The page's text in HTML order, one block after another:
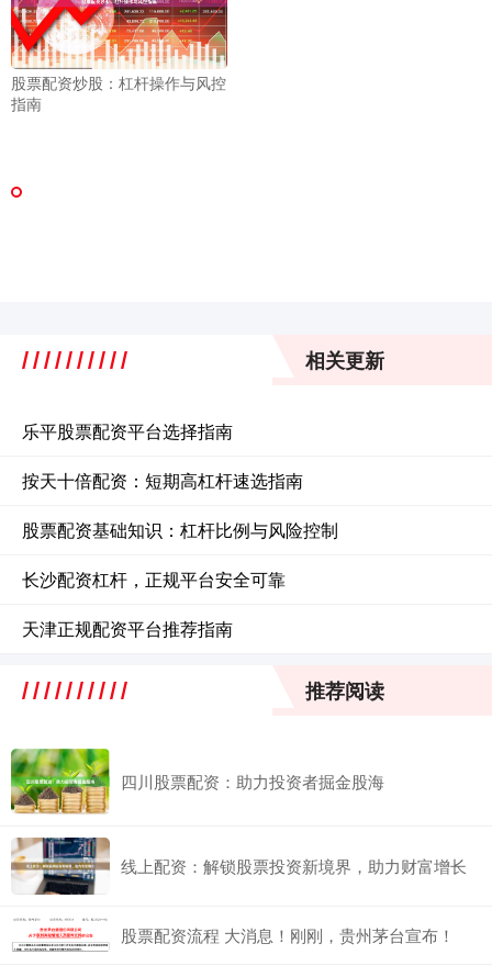
股票配资炒股：杠杆操作与风控
指南
相关更新
乐平股票配资平台选择指南
按天十倍配资：短期高杠杆速选指南
股票配资基础知识：杠杆比例与风险控制
长沙配资杠杆，正规平台安全可靠
天津正规配资平台推荐指南
推荐阅读
四川股票配资：助力投资者掘金股海
线上配资：解锁股票投资新境界，助力财富增长
股票配资流程 大消息！刚刚，贵州茅台宣布！